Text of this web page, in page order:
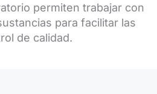
permiten trabajar con
para facilitar las
de calidad.